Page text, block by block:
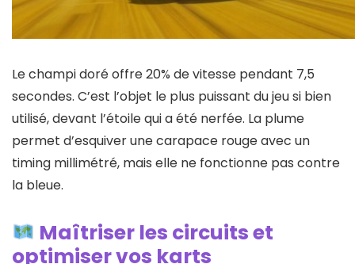
Le champi doré offre 20% de vitesse pendant 7,5
secondes. C’est l’objet le plus puissant du jeu si bien
utilisé, devant l’étoile qui a été nerfée. La plume
permet d’esquiver une carapace rouge avec un
timing millimétré, mais elle ne fonctionne pas contre
la bleue.
Maîtriser les circuits et
optimiser vos karts